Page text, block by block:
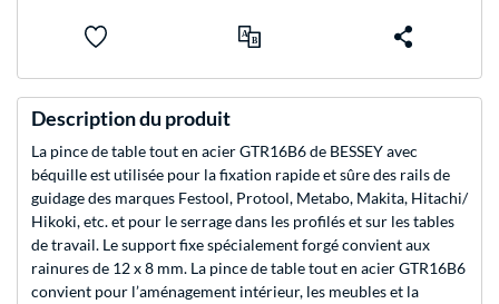
Description du produit
La pince de table tout en acier GTR16B6 de BESSEY avec
béquille est utilisée pour la fixation rapide et sûre des rails de
guidage des marques Festool, Protool, Metabo, Makita, Hitachi/
Hikoki, etc. et pour le serrage dans les profilés et sur les tables
de travail. Le support fixe spécialement forgé convient aux
rainures de 12 x 8 mm. La pince de table tout en acier GTR16B6
convient pour l’aménagement intérieur, les meubles et la